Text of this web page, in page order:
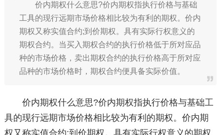
价内期权什么意思?价内期权指执行价格与基础
工具的现行远期市场价格相比较为有利的期权。价内
期权又称实值合约;到价期权。具有实际行权意义的
期权合约。当买入期权合约的执行价格低于所对应品
种的市场价格，卖出期权合约的执行价格高于所对应
品种的市场价格时，期权合约便具备实际价值。
价内期权什么意思?价内期权指执行价格与基础工
具的现行远期市场价格相比较为有利的期权。价内期
权又称实值合约;到价期权。具有实际行权意义的期权